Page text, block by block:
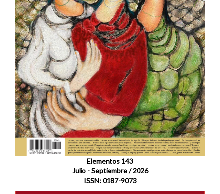
Elementos 143
Julio - Septiembre / 2026
ISSN: 0187-9073